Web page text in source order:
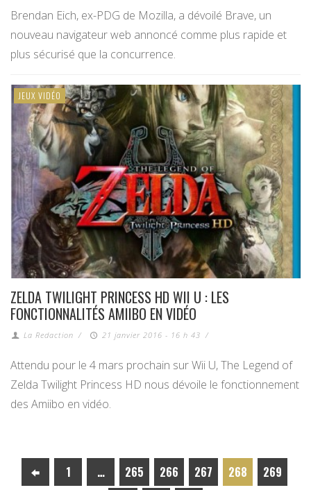
Brendan Eich, ex-PDG de Mozilla, a dévoilé Brave, un
nouveau navigateur web annoncé comme plus rapide et
plus sécurisé que la concurrence.
JEUX VIDÉO
ZELDA TWILIGHT PRINCESS HD WII U : LES
FONCTIONNALITÉS AMIIBO EN VIDÉO
La Redaction / 21 janvier 2016 - 16 h 43 /
Attendu pour le 4 mars prochain sur Wii U, The Legend of
Zelda Twilight Princess HD nous dévoile le fonctionnement
des Amiibo en vidéo.
1 … 265 266 267 268
269